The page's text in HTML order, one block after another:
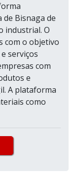
de Bisnaga de
industrial. O
com o objetivo
serviços
com
e
A plataforma
como